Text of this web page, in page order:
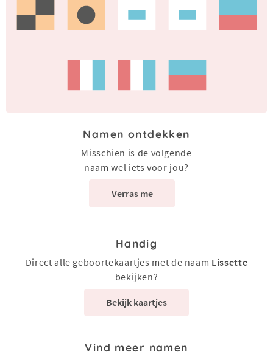
Namen ontdekken
Misschien is de volgende
naam wel iets voor jou?
Verras me
Handig
Direct alle geboortekaartjes met de naam Lissette
bekijken?
Bekijk kaartjes
Vind meer namen